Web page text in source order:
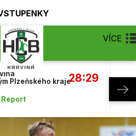
VÍCE
Plzeňského kraje28:29
Report